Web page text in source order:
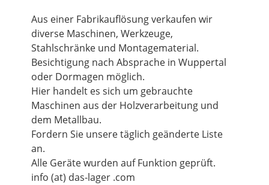
Aus einer Fabrikauflösung verkaufen wir
diverse Maschinen, Werkzeuge,
Stahlschränke und Montagematerial.
Besichtigung nach Absprache in Wuppertal
oder Dormagen möglich.
Hier handelt es sich um gebrauchte
Maschinen aus der Holzverarbeitung und
dem Metallbau.
Fordern Sie unsere täglich geänderte Liste
an.
Alle Geräte wurden auf Funktion geprüft.
info (at) das-lager .com